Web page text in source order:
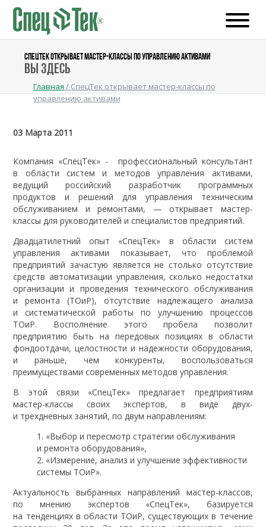
СПЕЦТЕК ОТКРЫВАЕТ МАСТЕР-КЛАССЫ ПО УПРАВЛЕНИЮ АКТИВАМИ
Вы здесь
Главная / СпецТек открывает мастер-классы по
управлению активами
03 Марта 2011
Компания «СпецТек» - профессиональный консультант
в области систем и методов управления активами,
ведущий российский разработчик программных
продуктов и решений для управления техническим
обслуживанием и ремонтами, — открывает мастер-
классы для руководителей и специалистов предприятий.
Двадцатилетний опыт «СпецТек» в области систем
управления активами показывает, что проблемой
предприятий зачастую является не столько отсутствие
средств автоматизации управления, сколько недостатки
организации и проведения технического обслуживания
и ремонта (ТОиР), отсутствие надлежащего анализа
и систематической работы по улучшению процессов
ТОиР. Восполнение этого пробела позволит
предприятию быть на передовых позициях в области
фондоотдачи, целостности и надежности оборудования,
и раньше, чем конкуренты, воспользоваться
преимуществами современных методов управления.
В этой связи «СпецТек» предлагает предприятиям
мастер-классы своих экспертов, в виде двух-
и трехдневных занятий, по двум направлениям:
«Выбор и пересмотр стратегии обслуживания
и ремонта оборудования»,
«Измерение, анализ и улучшение эффективности
системы ТОиР».
Актуальность выбранных направлений мастер-классов,
по мнению экспертов «СпецТек», базируется
на тенденциях в области ТОиР, существующих в течение